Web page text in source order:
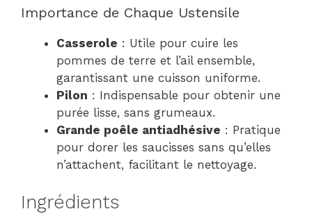
Importance de Chaque Ustensile
Casserole : Utile pour cuire les
pommes de terre et l’ail ensemble,
garantissant une cuisson uniforme.
Pilon : Indispensable pour obtenir une
purée lisse, sans grumeaux.
Grande poêle antiadhésive : Pratique
pour dorer les saucisses sans qu’elles
n’attachent, facilitant le nettoyage.
Ingrédients